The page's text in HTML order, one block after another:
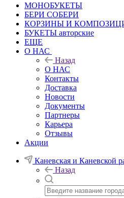
МОНОБУКЕТЫ
БЕРИ СОБЕРИ
КОРЗИНЫ И
БУКЕТЫ авторские
ЕЩЕ
О НАС
Назад
О НАС
Контакты
Доставка
Новости
Документы
Партнеры
Карьера
Отзывы
Акции
Каневская и Каневской
Назад